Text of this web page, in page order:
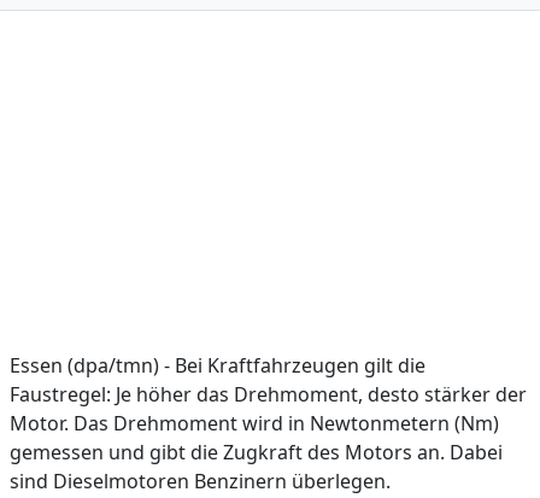
Essen (dpa/tmn) - Bei Kraftfahrzeugen gilt die
Faustregel: Je höher das Drehmoment, desto stärker der
Motor. Das Drehmoment wird in Newtonmetern (Nm)
gemessen und gibt die Zugkraft des Motors an. Dabei
sind Dieselmotoren Benzinern überlegen.